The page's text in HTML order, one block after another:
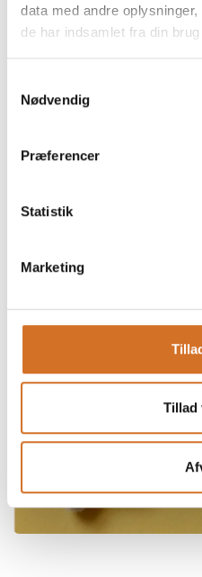
data med andre
de har indsamlet fra din
Nødvendig
Præferencer
Statistik
Marketing
Tillad